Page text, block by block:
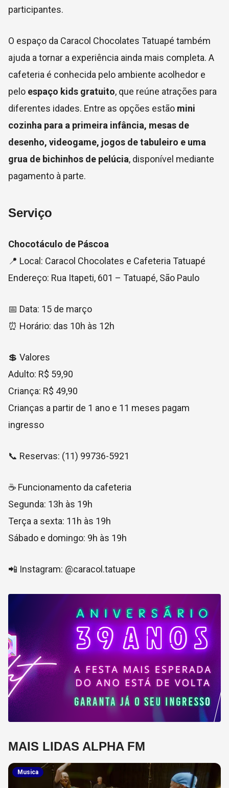
participantes.
O espaço da Caracol Chocolates Tatuapé também
ajuda a tornar a experiência ainda mais completa. A
cafeteria é conhecida pelo ambiente acolhedor e
pelo espaço kids gratuito, que reúne atrações para
diferentes idades. Entre as opções estão mini
cozinha para a primeira infância, mesas de
desenho, videogame, jogos de tabuleiro e uma
grua de bichinhos de pelúcia, disponível mediante
pagamento à parte.
Serviço
Chocotáculo de Páscoa
📍 Local: Caracol Chocolates e Cafeteria Tatuapé
Endereço: Rua Itapeti, 601 – Tatuapé, São Paulo
📅 Data: 15 de março
⏰ Horário: das 10h às 12h
💲 Valores
Adulto: R$ 59,90
Criança: R$ 49,90
Crianças a partir de 1 ano e 11 meses pagam
ingresso
📞 Reservas: (11) 99736-5921
☕ Funcionamento da cafeteria
Segunda: 13h às 19h
Terça a sexta: 11h às 19h
Sábado e domingo: 9h às 19h
📲 Instagram: @caracol.tatuape
MAIS LIDAS ALPHA FM
Musica